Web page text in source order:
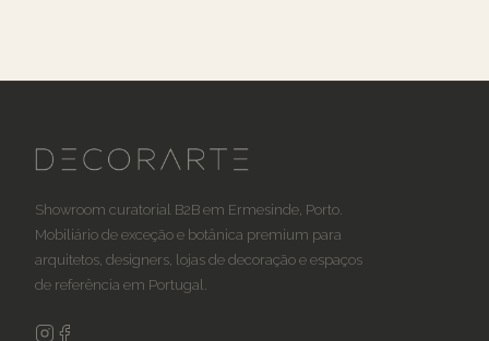
Showroom curatorial B2B em Ermesinde, Porto.
Mobiliário de exceção e botânica premium para
arquitetos, designers, lojas de decoração e espaços
de referência em Portugal.